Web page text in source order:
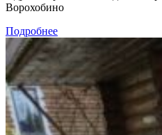
Ворохобино
Подробнее